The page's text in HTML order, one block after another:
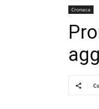
Cronaca